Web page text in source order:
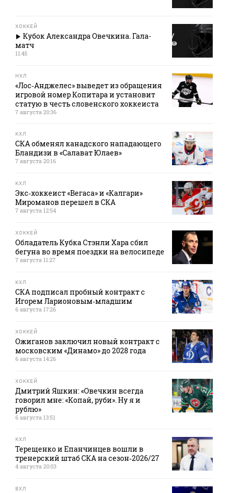
ХОККЕЙ
Кубок Александра Овечкина. Гала-
матч
11:45
НХЛ
«Лос‑Анджелес» выведет из обращения
игровой номер Копитара и установит
статую в честь словенского хоккеиста
7 августа 20:36
КХЛ
СКА обменял канадского нападающего
Бландизи в «Салават Юлаев»
7 августа 20:16
КХЛ
Экс‑хоккеист «Вегаса» и «Калгари»
Мироманов перешел в СКА
7 августа 12:54
ХОККЕЙ
Обладатель Кубка Стэнли Хара сбил
бегуна во время поездки на велосипеде
7 августа 11:27
КХЛ
СКА подписал пробный контракт с
Игорем Ларионовым‑младшим
6 августа 17:26
ХОККЕЙ
Ожиганов заключил новый контракт с
московским «Динамо» до 2028 года
6 августа 14:26
ХОККЕЙ
Дмитрий Яшкин: «Овечкин всегда
говорил мне: «Копай, руби». Ну я и
рублю»
6 августа 13:51
КХЛ
Терещенко и Епанчинцев вошли в
тренерский штаб СКА на сезон‑2026/27
4 августа 20:03
ВХЛ